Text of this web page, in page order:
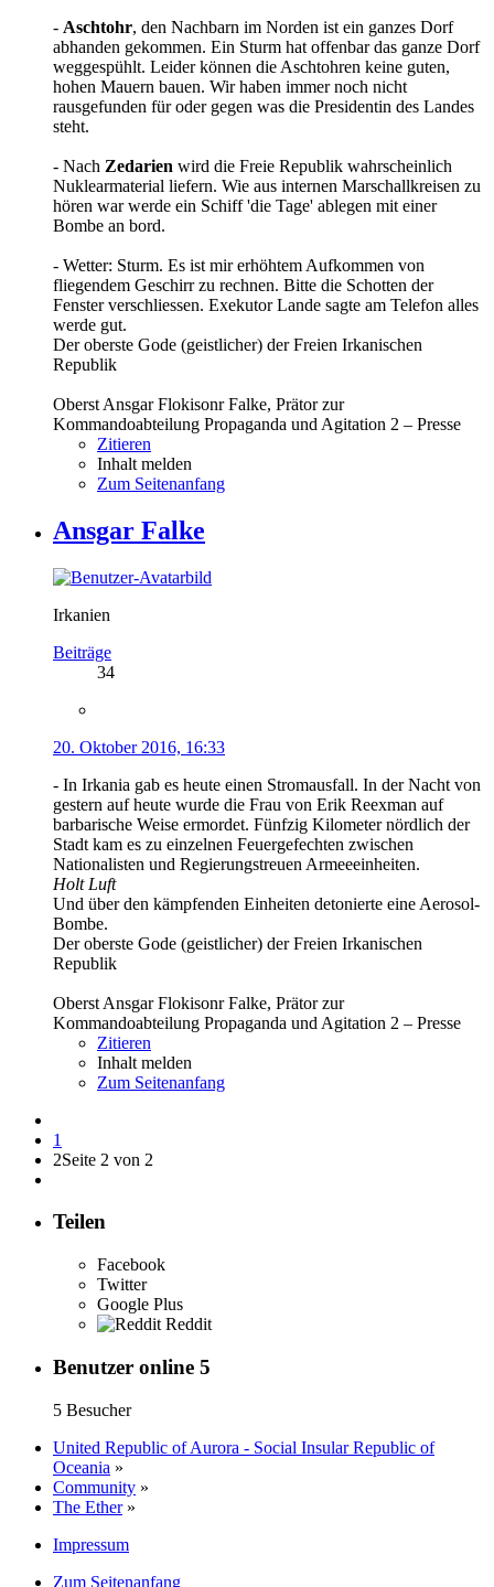
- Aschtohr, den Nachbarn im Norden ist ein ganzes Dorf
abhanden gekommen. Ein Sturm hat offenbar das ganze Dorf
weggespühlt. Leider können die Aschtohren keine guten,
hohen Mauern bauen. Wir haben immer noch nicht
rausgefunden für oder gegen was die Presidentin des Landes
steht.
- Nach Zedarien wird die Freie Republik wahrscheinlich
Nuklearmaterial liefern. Wie aus internen Marschallkreisen zu
hören war werde ein Schiff 'die Tage' ablegen mit einer
Bombe an bord.
- Wetter: Sturm. Es ist mir erhöhtem Aufkommen von
fliegendem Geschirr zu rechnen. Bitte die Schotten der
Fenster verschliessen. Exekutor Lande sagte am Telefon alles
werde gut.
Der oberste Gode (geistlicher) der Freien Irkanischen
Republik
Oberst Ansgar Flokisonr Falke, Prätor zur
Kommandoabteilung Propaganda und Agitation 2 – Presse
Zitieren
Inhalt melden
Zum Seitenanfang
Ansgar Falke
Irkanien
Beiträge
34
20. Oktober 2016, 16:33
- In Irkania gab es heute einen Stromausfall. In der Nacht von
gestern auf heute wurde die Frau von Erik Reexman auf
barbarische Weise ermordet. Fünfzig Kilometer nördlich der
Stadt kam es zu einzelnen Feuergefechten zwischen
Nationalisten und Regierungstreuen Armeeeinheiten.
Holt Luft
Und über den kämpfenden Einheiten detonierte eine Aerosol-
Bombe.
Der oberste Gode (geistlicher) der Freien Irkanischen
Republik
Oberst Ansgar Flokisonr Falke, Prätor zur
Kommandoabteilung Propaganda und Agitation 2 – Presse
Zitieren
Inhalt melden
Zum Seitenanfang
1
2Seite 2 von 2
Teilen
Facebook
Twitter
Google Plus
Reddit
Benutzer online 5
5 Besucher
United Republic of Aurora - Social Insular Republic of
Oceania »
Community »
The Ether »
Impressum
Zum Seitenanfang